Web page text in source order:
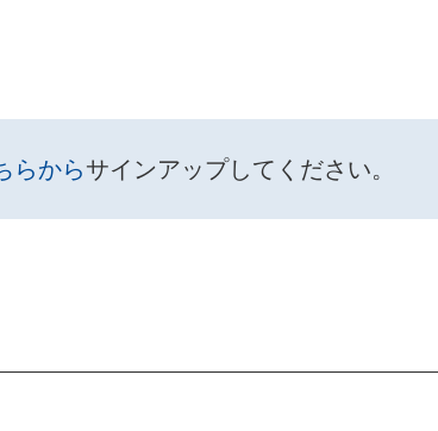
らからサインアップしてください。